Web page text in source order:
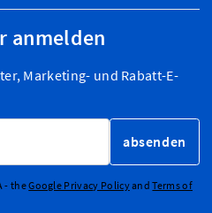
anmelden
Marketing- und Rabatt-E-
absenden
- theGoogle Privacy PolicyandTerms of